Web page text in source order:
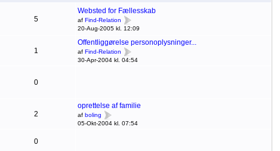
5
Websted for Fællesskab
af Find-Relation
20-Aug-2005 kl. 12:09
1
Offentliggørelse personoplysninger...
af Find-Relation
30-Apr-2004 kl. 04:54
0
2
oprettelse af familie
af boling
05-Okt-2004 kl. 07:54
0